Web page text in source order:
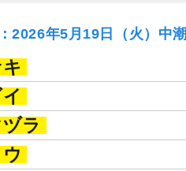
2026年5月19日（火）中潮
ラ